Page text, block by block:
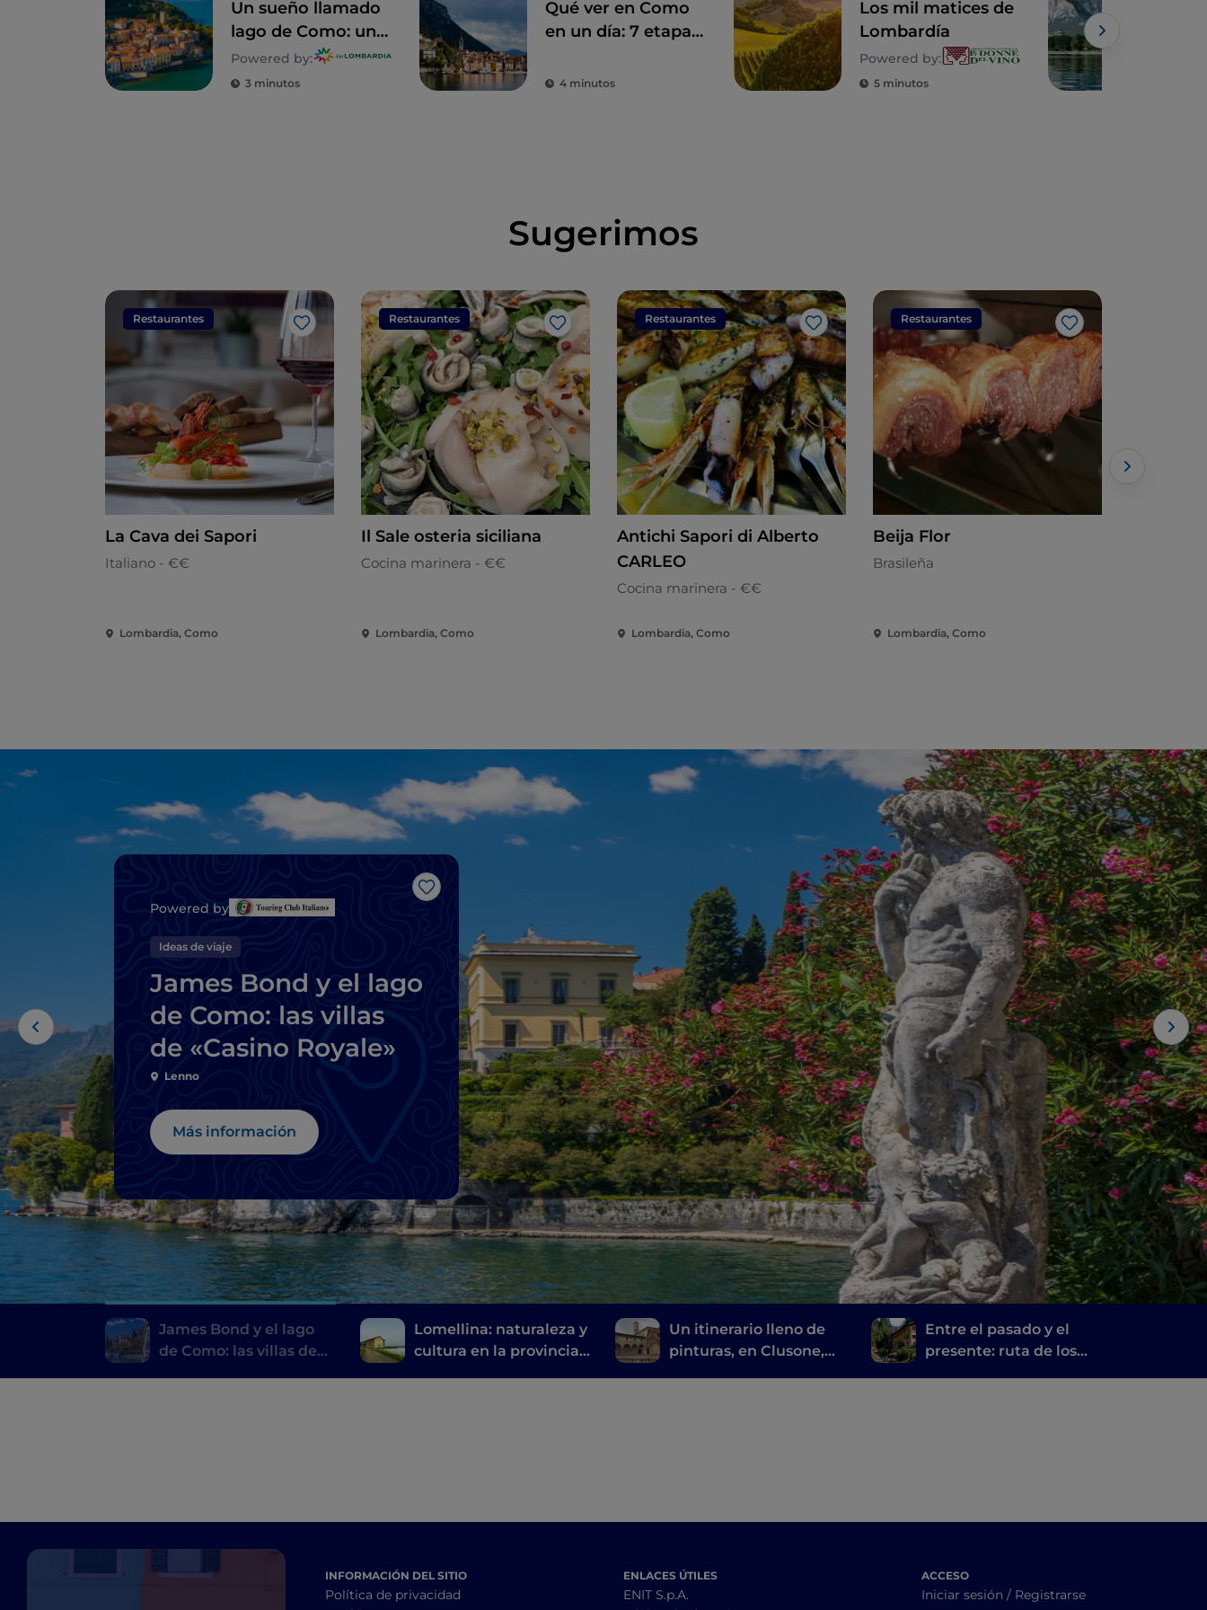
Un sueño llamado
lago de Como: un
recorrido para
descubrir 5 villas
Powered by:
3 minutos
Qué ver en Como
en un día: 7 etapas
4 minutos
Los mil matices de
Lombardía
Powered by:
5 minutos
Sugerimos
Restaurantes
Me gusta
La Cava dei Sapori
Italiano - €€
Lombardia, Como
Restaurantes
Me gusta
Il Sale osteria siciliana
Cocina marinera - €€
Lombardia, Como
Restaurantes
Me gusta
Antichi Sapori di Alberto
CARLEO
Cocina marinera - €€
Lombardia, Como
Restaurantes
Me gusta
Beija Flor
Brasileña
Lombardia, Como
Me gusta
Powered by
Ideas de viaje
James Bond y el lago
de Como: las villas
de «Casino Royale»
Lenno
Más información
James Bond y el lago
de Como: las villas de
Lomellina: naturaleza y
cultura en la provincia
Un itinerario lleno de
pinturas, en Clusone,
Entre el pasado y el
presente: ruta de los
INFORMACIÓN DEL SITIO
Política de privacidad
ENLACES ÚTILES
ENIT S.p.A.
ACCESO
Iniciar sesión / Registrarse